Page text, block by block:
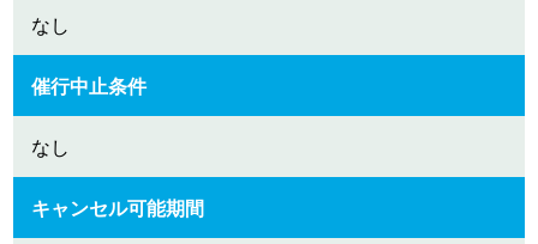
なし
催行中止条件
なし
キャンセル可能期間